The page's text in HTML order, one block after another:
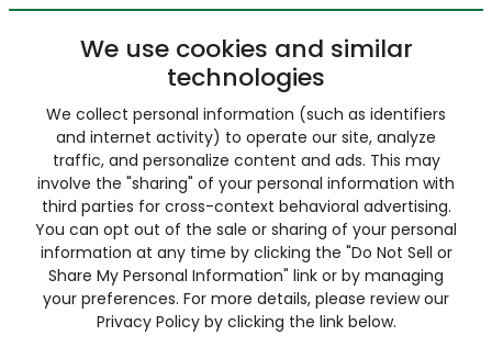
We use cookies and similar
technologies
We collect personal information (such as identifiers
and internet activity) to operate our site, analyze
traffic, and personalize content and ads. This may
involve the "sharing" of your personal information with
third parties for cross-context behavioral advertising.
You can opt out of the sale or sharing of your personal
information at any time by clicking the "Do Not Sell or
Share My Personal Information" link or by managing
your preferences. For more details, please review our
Privacy Policy by clicking the link below.